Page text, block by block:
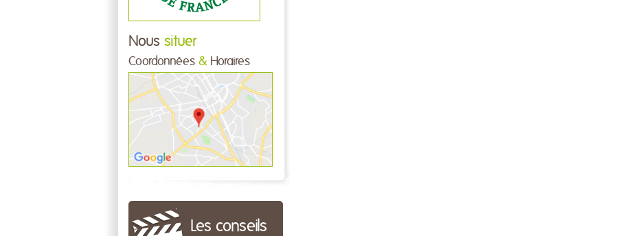
Nous situer
Coordonnées & Horaires
Les conseils